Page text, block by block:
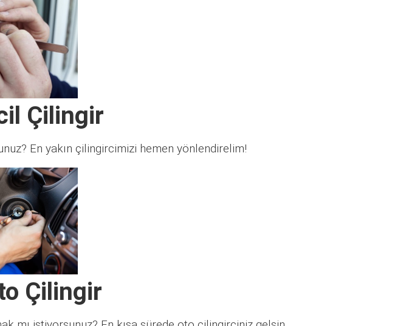
Çilingir
En yakın çilingircimizi hemen yönlendirelim!
Çilingir